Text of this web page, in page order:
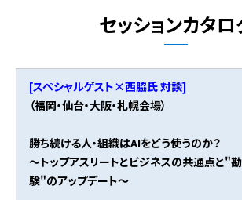
セッションカタロ
[スペシャルゲスト×西脇氏 対談]
（福岡・仙台・大阪・札幌会場）
勝ち続ける人・組織はAIをどう使うのか？
〜トップアスリートとビジネスの共通点と"
験"のアップデート〜